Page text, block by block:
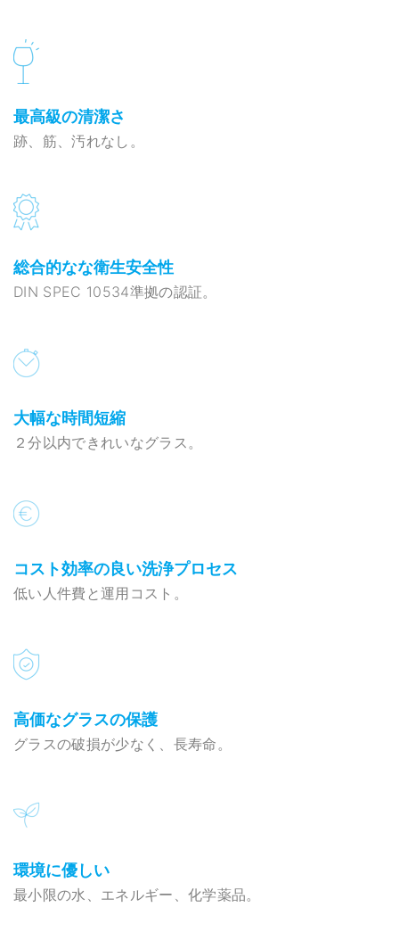
最高級の清潔さ
跡、筋、汚れなし。
総合的なな衛生安全性
DIN SPEC 10534準拠の認証。
大幅な時間短縮
２分以内できれいなグラス。
コスト効率の良い洗浄プロセス
低い人件費と運用コスト。
高価なグラスの保護
グラスの破損が少なく、長寿命。
環境に優しい
最小限の水、エネルギー、化学薬品。